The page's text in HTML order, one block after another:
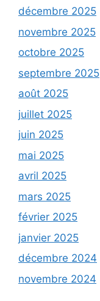
décembre 2025
novembre 2025
octobre 2025
septembre 2025
août 2025
juillet 2025
juin 2025
mai 2025
avril 2025
mars 2025
février 2025
janvier 2025
décembre 2024
novembre 2024